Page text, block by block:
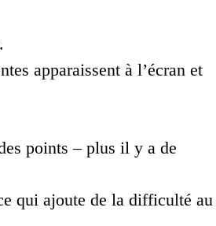
apparaissent à l’écran et
points – plus il y a de
qui ajoute de la difficulté au